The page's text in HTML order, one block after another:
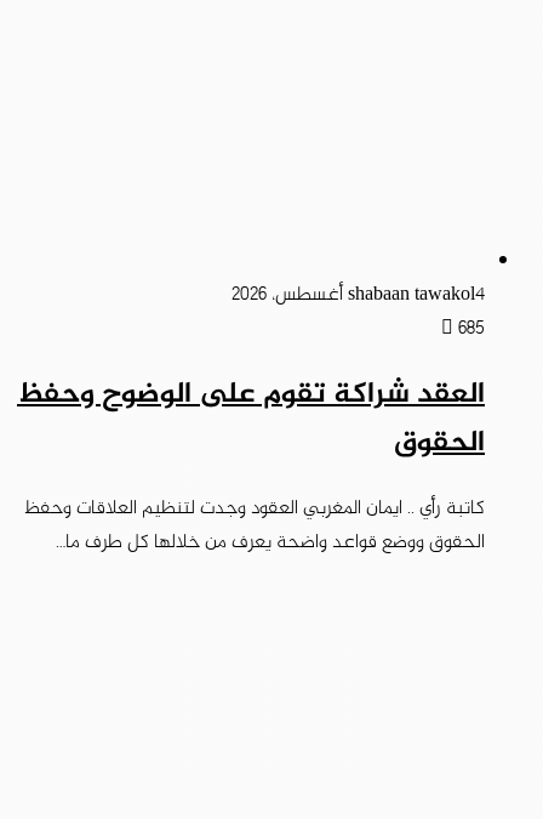
shabaan tawakol4 أغسطس، 2026
685
العقد شراكة تقوم على الوضوح وحفظ
الحقوق
كاتبة رأي .. ايمان المغربي العقود وجدت لتنظيم العلاقات وحفظ
الحقوق ووضع قواعد واضحة يعرف من خلالها كل طرف ما…